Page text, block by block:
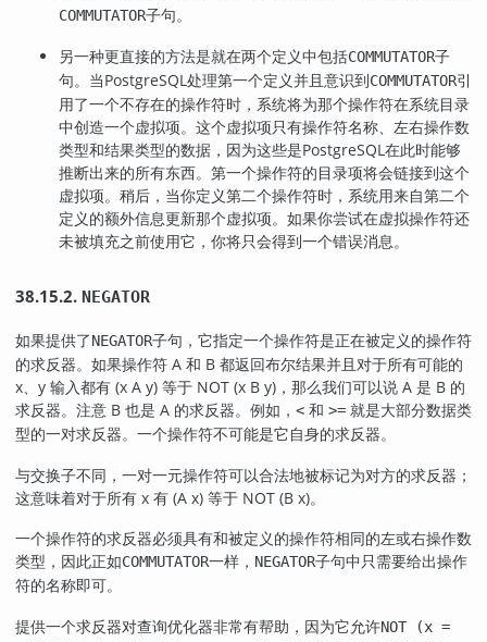
COMMUTATOR子句。
另一种更直接的方法是就在两个定义中包括COMMUTATOR子
句。当PostgreSQL处理第一个定义并且意识到COMMUTATOR引
用了一个不存在的操作符时，系统将为那个操作符在系统目录
中创造一个虚拟项。这个虚拟项只有操作符名称、左右操作数
类型和结果类型的数据，因为这些是PostgreSQL在此时能够
推断出来的所有东西。第一个操作符的目录项将会链接到这个
虚拟项。稍后，当你定义第二个操作符时，系统用来自第二个
定义的额外信息更新那个虚拟项。如果你尝试在虚拟操作符还
未被填充之前使用它，你将只会得到一个错误消息。
38.15.2. NEGATOR
如果提供了NEGATOR子句，它指定一个操作符是正在被定义的操作符
的求反器。如果操作符 A 和 B 都返回布尔结果并且对于所有可能的
x、y 输入都有 (x A y) 等于 NOT (x B y)，那么我们可以说 A 是 B 的
求反器。注意 B 也是 A 的求反器。例如， < 和 >= 就是大部分数据类
型的一对求反器。一个操作符不可能是它自身的求反器。
与交换子不同，一对一元操作符可以合法地被标记为对方的求反器；
这意味着对于所有 x 有 (A x) 等于 NOT (B x)。
一个操作符的求反器必须具有和被定义的操作符相同的左或右操作数
类型，因此正如COMMUTATOR一样， NEGATOR子句中只需要给出操作
符的名称即可。
提供一个求反器对查询优化器非常有帮助，因为它允许NOT (x =